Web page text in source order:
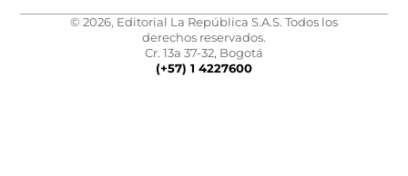
© 2026, Editorial La República S.A.S. Todos los
derechos reservados.
Cr. 13a 37-32, Bogotá
(+57) 1 4227600